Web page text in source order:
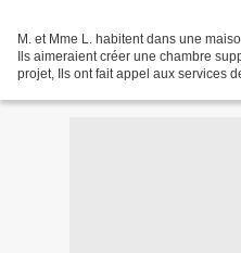
M. et Mme L. habitent dans une
Ils aimeraient créer une chambre
projet, Ils ont fait appel aux services